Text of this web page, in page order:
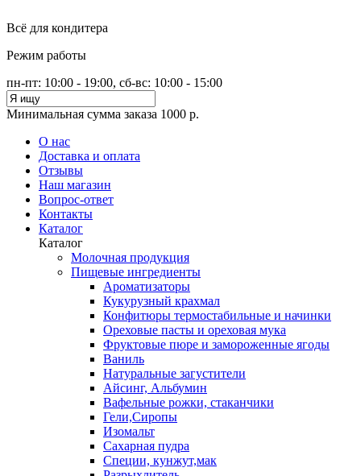
Всё для кондитера
Режим работы
пн-пт: 10:00 - 19:00, сб-вс: 10:00 - 15:00
Минимальная сумма заказа 1000 р.
О нас
Доставка и оплата
Отзывы
Наш магазин
Вопрос-ответ
Контакты
Каталог
Каталог
Молочная продукция
Пищевые ингредиенты
Ароматизаторы
Кукурузный крахмал
Конфитюры термостабильные и начинки
Ореховые пасты и ореховая мука
Фруктовые пюре и замороженные ягоды
Ваниль
Натуральные загустители
Айсинг, Альбумин
Вафельные рожки, стаканчики
Гели,Сиропы
Изомальт
Сахарная пудра
Специи, кунжут,мак